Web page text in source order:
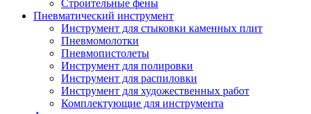
Строительные фены
Пневматический инструмент
Инструмент для стыковки каменных плит
Пневмомолотки
Пневмопистолеты
Инструмент для полировки
Инструмент для распиловки
Инструмент для художественных работ
Комплектующие для инструмента